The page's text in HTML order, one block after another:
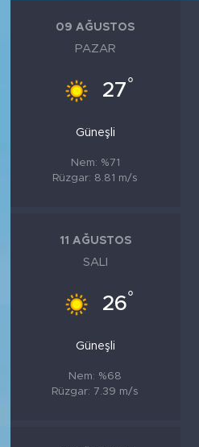
09 AĞUSTOS
PAZAR
27°
Güneşli
Nem: %71
Rüzgar: 8.81 m/s
11 AĞUSTOS
SALI
26°
Güneşli
Nem: %68
Rüzgar: 7.39 m/s